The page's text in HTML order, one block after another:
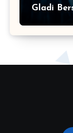
Gladi